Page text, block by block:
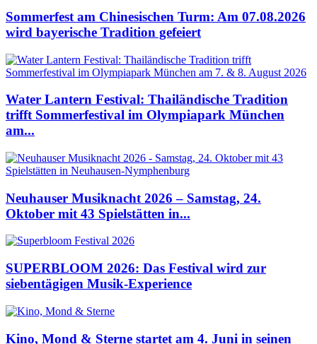
Sommerfest am Chinesischen Turm: Am 07.08.2026
wird bayerische Tradition gefeiert
Water Lantern Festival: Thailändische Tradition
trifft Sommerfestival im Olympiapark München
am...
Neuhauser Musiknacht 2026 – Samstag, 24.
Oktober mit 43 Spielstätten in...
SUPERBLOOM 2026: Das Festival wird zur
siebentägigen Musik-Experience
Kino, Mond & Sterne startet am 4. Juni in seinen